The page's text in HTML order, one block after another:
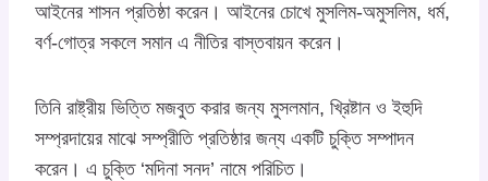
আইনের শাসন প্রতিষ্ঠা করেন। আইনের চোখে মুসলিম-অমুসলিম, ধর্ম,
বর্ণ-গোত্র সকলে সমান এ নীতির বাস্তবায়ন করেন।
তিনি রাষ্ট্রীয় ভিত্তি মজবুত করার জন্য মুসলমান, খ্রিষ্টান ও ইহুদি
সম্প্রদায়ের মাঝে সম্প্রীতি প্রতিষ্ঠার জন্য একটি চুক্তি সম্পাদন
করেন। এ চুক্তি ‘মদিনা সনদ’ নামে পরিচিত।